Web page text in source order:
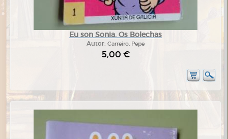
Eu son Sonia. Os Bolechas
Autor: Carreiro, Pepe
5,00 €